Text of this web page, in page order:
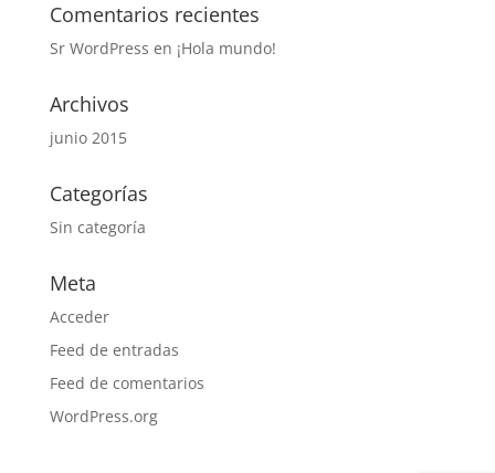
Comentarios recientes
Sr WordPress en ¡Hola mundo!
Archivos
junio 2015
Categorías
Sin categoría
Meta
Acceder
Feed de entradas
Feed de comentarios
WordPress.org